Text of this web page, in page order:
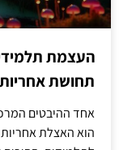
העצמת
תחושת אחריות
אחד ההיבטים
הוא האצלת